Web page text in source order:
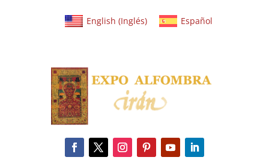
English (Inglés) Español